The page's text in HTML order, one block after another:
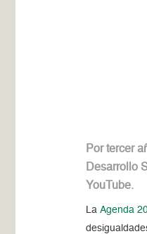
Por tercer
Desarrollo
YouTube.
LaAgenda